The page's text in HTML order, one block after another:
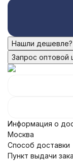
Нашли дешевле?
Запрос оптовой
Информация о
Москва
Способ доставки
Пункт выдачи